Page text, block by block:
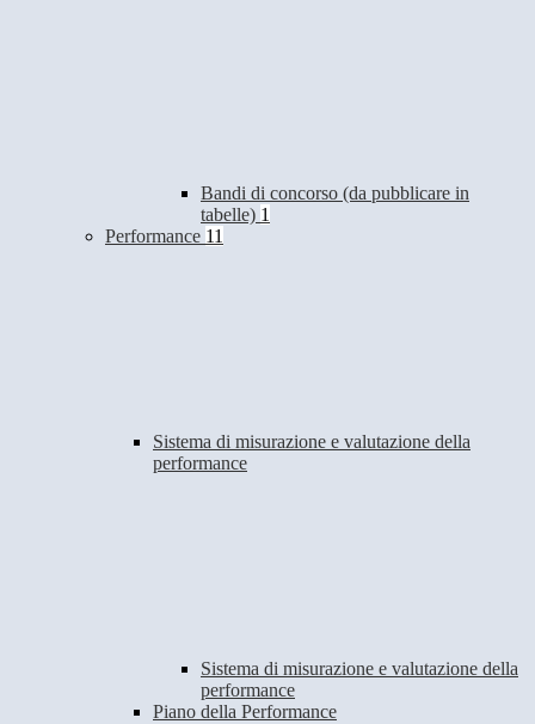
Bandi di concorso (da pubblicare in
tabelle) 1
Performance 11
Sistema di misurazione e valutazione della
performance
Sistema di misurazione e valutazione della
performance
Piano della Performance